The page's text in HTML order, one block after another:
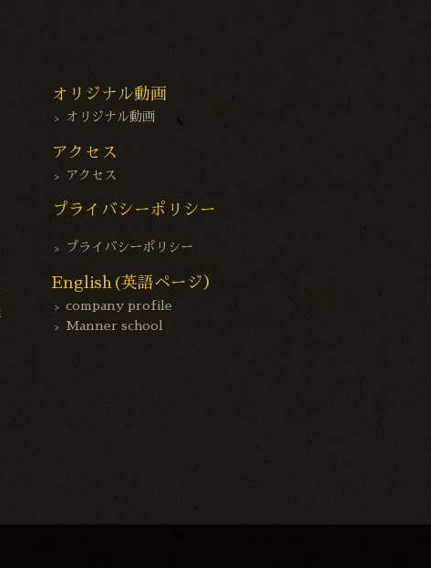
オリジナル動画
オリジナル動画
アクセス
アクセス
プライバシーポリシー
プライバシーポリシー
English(英語ページ）
company profile
Manner school